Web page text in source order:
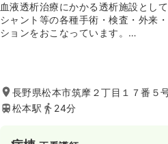
血液透析治療にかかる透析施設とし
シャント等の各種手術・検査・外来
ションをおこなっています。
長野県松本市筑摩２丁目１７番５
松本駅
24分